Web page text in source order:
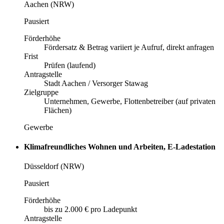
Aachen (NRW)
Pausiert
Förderhöhe
Fördersatz & Betrag variiert je Aufruf, direkt anfragen
Frist
Prüfen (laufend)
Antragstelle
Stadt Aachen / Versorger Stawag
Zielgruppe
Unternehmen, Gewerbe, Flottenbetreiber (auf privaten
Flächen)
Gewerbe
Klimafreundliches Wohnen und Arbeiten, E-Ladestation
Düsseldorf (NRW)
Pausiert
Förderhöhe
bis zu 2.000 € pro Ladepunkt
Antragstelle